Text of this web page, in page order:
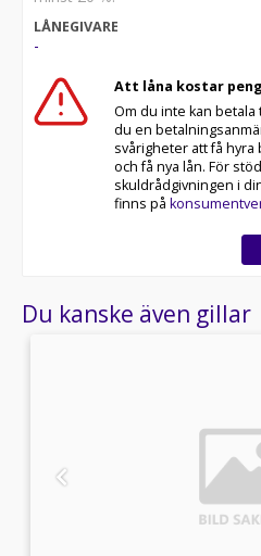
LÅNEGIVARE
-
Att låna kostar
Om du inte kan
du en
svårigheter att få
och få nya lån. För
skuldrådgivningen i
finns på
Du kanske även gillar